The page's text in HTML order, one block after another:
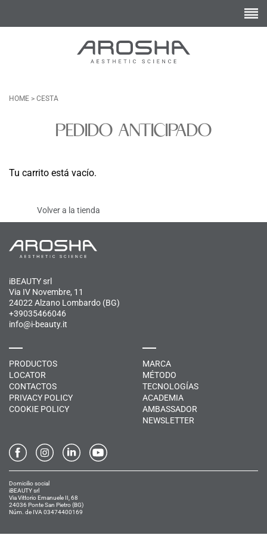
HOME > CESTA
PEDIDO ANTICIPADO
Tu carrito está vacío.
Volver a la tienda
iBEAUTY srl
Via IV Novembre, 11
24022 Alzano Lombardo (BG)
+39035466046
info@i-beauty.it
PRODUCTOS
LOCATOR
CONTACTOS
PRIVACY POLICY
COOKIE POLICY
MARCA
MÉTODO
TECNOLOGÍAS
ACADEMIA
AMBASSADOR
NEWSLETTER
Domicilio social
iBEAUTY srl
Via Vittorio Emanuele II, 68
24036 Ponte San Pietro (BG)
Núm. de IVA 03474400169